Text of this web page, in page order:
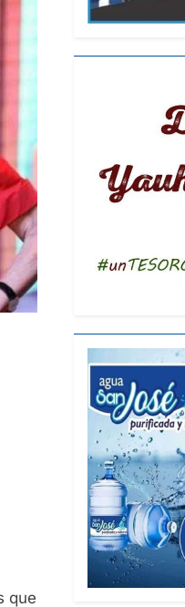
que